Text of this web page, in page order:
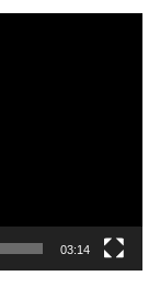
03:14